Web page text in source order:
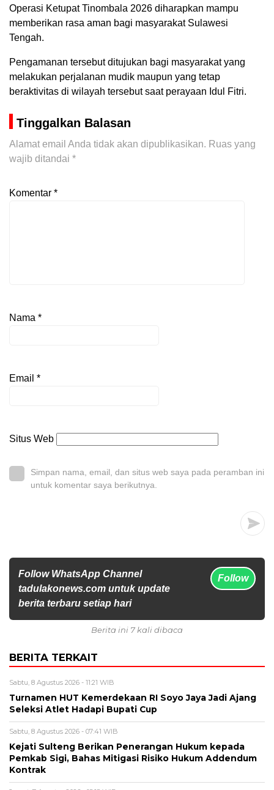
Operasi Ketupat Tinombala 2026 diharapkan mampu
memberikan rasa aman bagi masyarakat Sulawesi
Tengah.
Pengamanan tersebut ditujukan bagi masyarakat yang
melakukan perjalanan mudik maupun yang tetap
beraktivitas di wilayah tersebut saat perayaan Idul Fitri.
Tinggalkan Balasan
Alamat email Anda tidak akan dipublikasikan. Ruas yang
wajib ditandai *
Komentar *
Nama *
Email *
Situs Web
Simpan nama, email, dan situs web saya pada peramban ini
untuk komentar saya berikutnya.
Follow WhatsApp Channel
tadulakonews.com untuk update
berita terbaru setiap hari
Follow
Berita ini 7 kali dibaca
BERITA TERKAIT
Sabtu, 8 Agustus 2026 - 11:21 WIB
Turnamen HUT Kemerdekaan RI Soyo Jaya Jadi Ajang
Seleksi Atlet Hadapi Bupati Cup
Sabtu, 8 Agustus 2026 - 07:41 WIB
Kejati Sulteng Berikan Penerangan Hukum kepada
Pemkab Sigi, Bahas Mitigasi Risiko Hukum Addendum
Kontrak